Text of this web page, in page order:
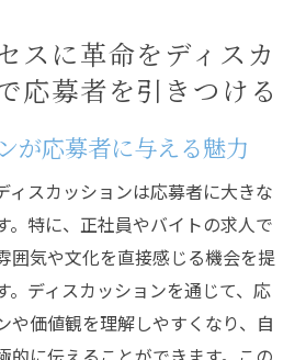
スに革命をディスカ
応募者を引きつける
が応募者に与える魅力
ィスカッションは応募者に大きな
。特に、正社員やバイトの求人で
囲気や文化を直接感じる機会を提
。ディスカッションを通じて、応
や価値観を理解しやすくなり、自